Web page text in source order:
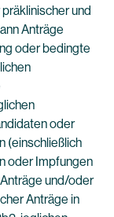
und
Anträge
oder bedingte
oder
(einschließlich
oder Impfungen
und/oder
Anträge in